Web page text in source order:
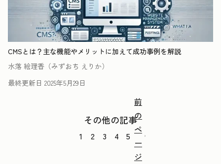
CMSとは？主な機能やメリットに加えて成功事例を解説
水落 絵理香（みずおち えりか）
最終更新日 2025年5月29日
その他の記事
1 2 3 4 5
前
の
ペ
ー
ジ